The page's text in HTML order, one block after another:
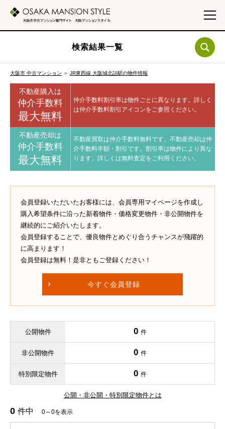
検索結果一覧
大阪市 中古マンション ＞ JR東西線 大阪城北詰駅の物件情報
不動産購入は
仲介手数料
最大無料
仲介手数料割引率は物件ごとに異なります。 詳しく
は仲介手数料割引アイコンをご参照ください。
不動産売却は
仲介手数料
最大無料
不動産買取は仲介手数料無料です。 不動産売却は仲
介手数料半額・割引です。 割引率は物件により異な
ります。 詳しくは無料査定をご利用ください。
会員登録いただいたお客様には、会員専用マイページを作成し
購入希望条件に沿った新着物件・価格変更物件・非公開物件を
継続的にご紹介いたします。
会員登録することで、優良物件とめぐり合うチャンスが飛躍的
に高まります！
会員登録は無料！是非ともご登録ください！
今すぐ会員登録
公開物件 0 件
非公開物件 0 件
特別限定物件 0 件
公開・非公開・特別限定物件とは
0 件中 0～0を表示